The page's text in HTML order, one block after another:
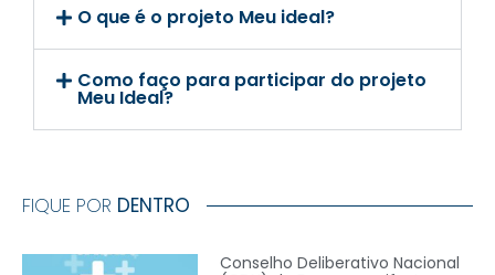
O que é o projeto Meu ideal?
Como faço para participar do projeto
Meu Ideal?
FIQUE POR DENTRO
Conselho Deliberativo Nacional